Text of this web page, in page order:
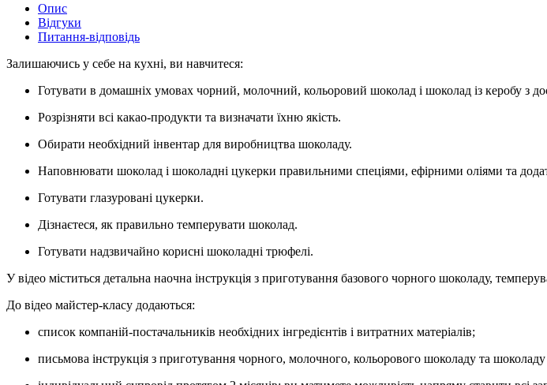
Опис
Відгуки
Питання-відповідь
Залишаючись у себе на кухні, ви навчитеся:
Готувати в домашніх умовах чорний, молочний, кольоровий шоколад і шоколад із керобу з
Розрізняти всі какао-продукти та визначати їхню якість.
Обирати необхідний інвентар для виробництва шоколаду.
Наповнювати шоколад і шоколадні цукерки правильними спеціями, ефірними оліями та
Готувати глазуровані цукерки.
Дізнаєтеся, як правильно темперувати шоколад.
Готувати надзвичайно корисні шоколадні трюфелі.
У відео міститься детальна наочна інструкція з приготування базового чорного шоколаду,
До відео майстер-класу додаються:
список компаній-постачальників необхідних інгредієнтів і витратних матеріалів;
письмова інструкція з приготування чорного, молочного, кольорового шоколаду та шоколаду